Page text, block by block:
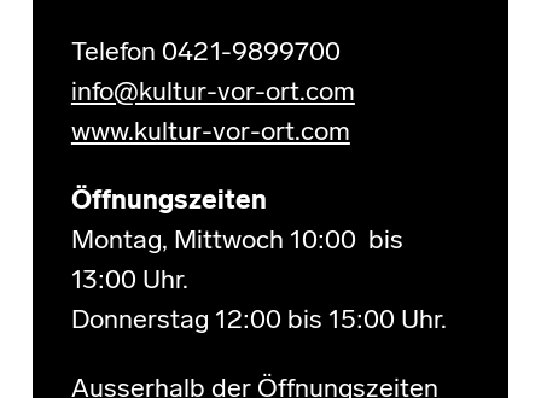
Telefon 0421-9899700
info@kultur-vor-ort.com
www.kultur-vor-ort.com
Öffnungszeiten
Montag, Mittwoch 10:00 bis
13:00 Uhr.
Donnerstag 12:00 bis 15:00 Uhr.
Ausserhalb der Öffnungszeiten